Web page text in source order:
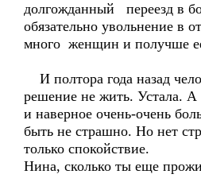
долгожданный переезд в
обязательно увольнение в
много женщин и получше
И полтора года назад
решение не жить. Устала. А
и наверное очень-очень
быть не страшно. Но нет
только спокойствие.
Нина, сколько ты еще